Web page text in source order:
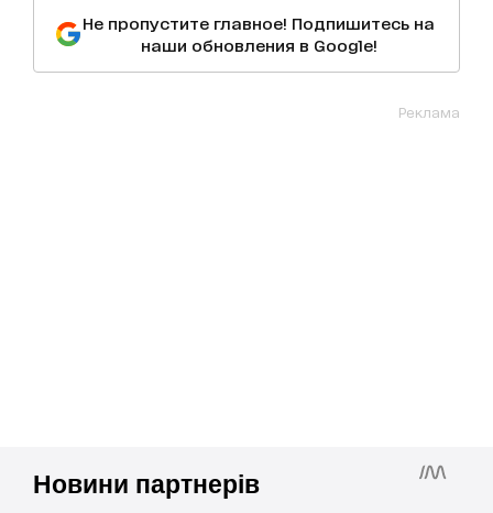
Не пропустите главное! Подпишитесь на
наши обновления в Google!
Реклама